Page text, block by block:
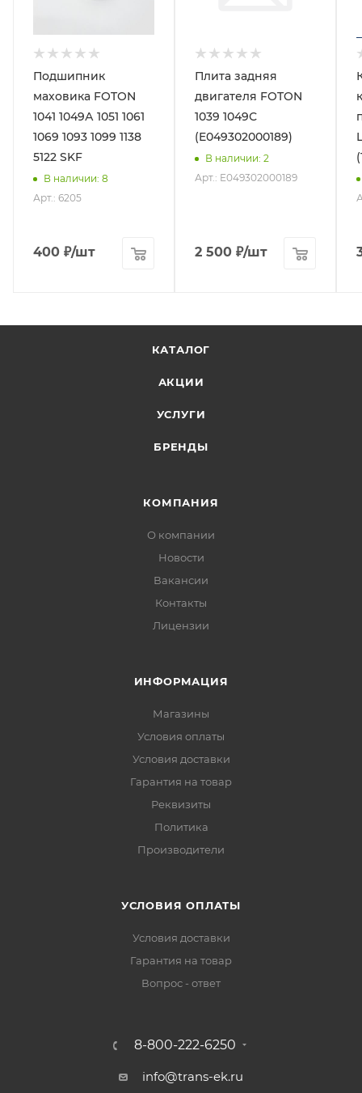
Подшипник
маховика FOTON
1041 1049А 1051 1061
1069 1093 1099 1138
5122 SKF
В наличии: 8
Арт.: 6205
400 ₽/шт
Плита задняя
двигателя FOTON
1039 1049С
(E049302000189)
В наличии: 2
Арт.: E049302000189
2 500 ₽/шт
КАТАЛОГ
АКЦИИ
УСЛУГИ
БРЕНДЫ
КОМПАНИЯ
О компании
Новости
Вакансии
Контакты
Лицензии
ИНФОРМАЦИЯ
Магазины
Условия оплаты
Условия доставки
Гарантия на товар
Реквизиты
Политика
Производители
УСЛОВИЯ ОПЛАТЫ
Условия доставки
Гарантия на товар
Вопрос - ответ
8-800-222-6250
info@trans-ek.ru